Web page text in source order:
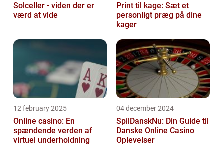
Solceller - viden der er
værd at vide
Print til kage: Sæt et
personligt præg på dine
kager
12 february 2025
Online casino: En
spændende verden af
virtuel underholdning
04 december 2024
SpilDanskNu: Din Guide til
Danske Online Casino
Oplevelser